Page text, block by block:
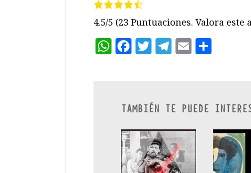
4.5/5 (23 Puntuaciones. Valora
WhatsApp
Facebook
Twitter
Telegram
Email
TAMBIÉN TE PUEDE